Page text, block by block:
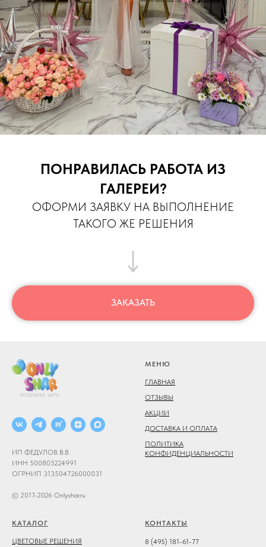
ПОНРАВИЛАСЬ РАБОТА ИЗ
ГАЛЕРЕИ?
ОФОРМИ ЗАЯВКУ НА ВЫПОЛНЕНИЕ
ТАКОГО ЖЕ РЕШЕНИЯ
ЗАКАЗАТЬ
ИП ФЕДУЛОВ В.В.
ИНН 500805224991
ОГРНИП 313504726000031
© 2017-2026 Onlyshar.ru
МЕНЮ
ГЛАВНАЯ
ОТЗЫВЫ
АКЦИИ
ДОСТАВКА И ОПЛАТА
ПОЛИТИКА
КОНФИДЕНЦИАЛЬНОСТИ
КАТАЛОГ
ЦВЕТОВЫЕ РЕШЕНИЯ
КОНТАКТЫ
8 (495) 181-61-77